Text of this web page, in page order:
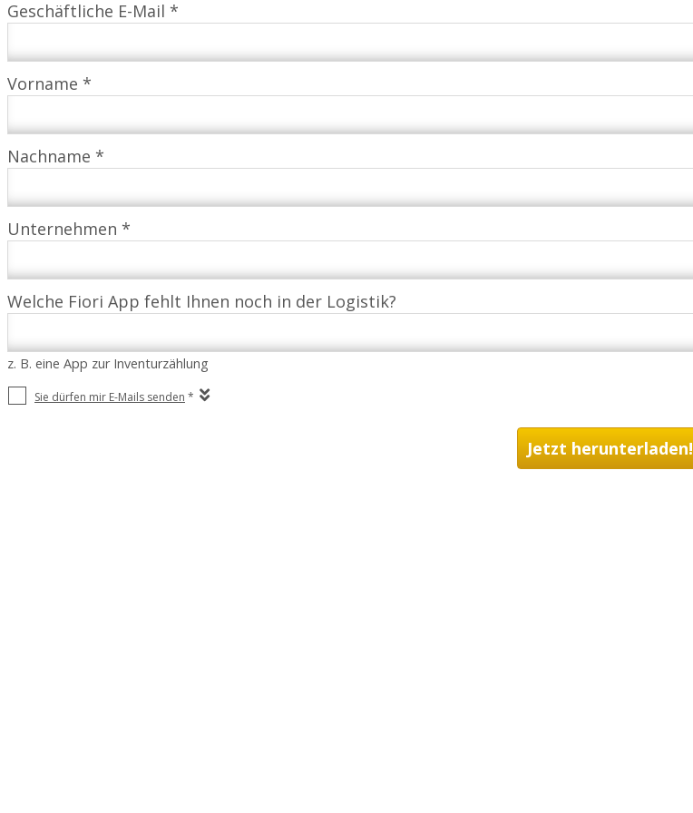
Geschäftliche E-Mail *
Vorname *
Nachname *
Unternehmen *
Welche Fiori App fehlt Ihnen noch in der Logistik?
z. B. eine App zur Inventurzählung
Sie dürfen mir E-Mails senden *
Jetzt herunterladen!